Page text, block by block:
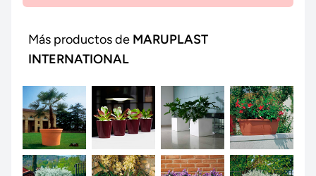
Más productos de MARUPLAST
INTERNATIONAL